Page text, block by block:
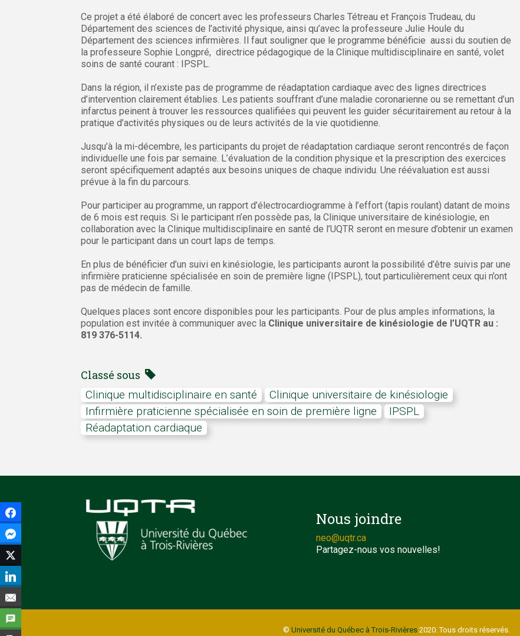
Ce projet a été élaboré de concert avec les professeurs Charles Tétreau et François Trudeau, du
Département des sciences de l’activité physique, ainsi qu’avec la professeure Julie Houle du
Département des sciences infirmières. Il faut souligner que le programme bénéficie aussi du soutien de
la professeure Sophie Longpré, directrice pédagogique de la Clinique multidisciplinaire en santé, volet
soins de santé courant : IPSPL.
Dans la région, il n’existe pas de programme de réadaptation cardiaque avec des lignes directrices
d’intervention clairement établies. Les patients souffrant d’une maladie coronarienne ou se remettant d’un
infarctus peinent à trouver les ressources qualifiées qui peuvent les guider sécuritairement au retour à la
pratique d’activités physiques ou de leurs activités de la vie quotidienne.
Jusqu’à la mi-décembre, les participants du projet de réadaptation cardiaque seront rencontrés de façon
individuelle une fois par semaine. L’évaluation de la condition physique et la prescription des exercices
seront spécifiquement adaptés aux besoins uniques de chaque individu. Une réévaluation est aussi
prévue à la fin du parcours.
Pour participer au programme, un rapport d’électrocardiogramme à l’effort (tapis roulant) datant de moins
de 6 mois est requis. Si le participant n’en possède pas, la Clinique universitaire de kinésiologie, en
collaboration avec la Clinique multidisciplinaire en santé de l’UQTR seront en mesure d’obtenir un examen
pour le participant dans un court laps de temps.
En plus de bénéficier d’un suivi en kinésiologie, les participants auront la possibilité d’être suivis par une
infirmière praticienne spécialisée en soin de première ligne (IPSPL), tout particulièrement ceux qui n’ont
pas de médecin de famille.
Quelques places sont encore disponibles pour les participants. Pour de plus amples informations, la
population est invitée à communiquer avec la Clinique universitaire de kinésiologie de l’UQTR au :
819 376-5114.
Classé sous
Clinique multidisciplinaire en santé
Clinique universitaire de kinésiologie
Infirmière praticienne spécialisée en soin de première ligne
IPSPL
Réadaptation cardiaque
Nous joindre
neo@uqtr.ca
Partagez-nous vos nouvelles!
© Université du Québec à Trois-Rivières2020. Tous droits réservés.
Facebook Messenger